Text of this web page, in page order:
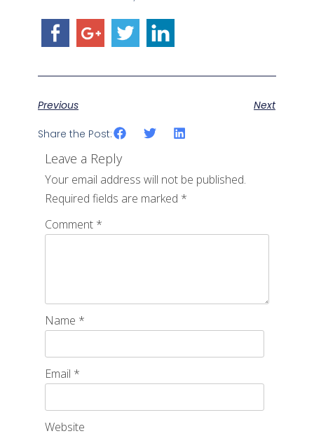
Previous Next
Share the Post:
Leave a Reply
Your email address will not be published.
Required fields are marked *
Comment *
Name *
Email *
Website